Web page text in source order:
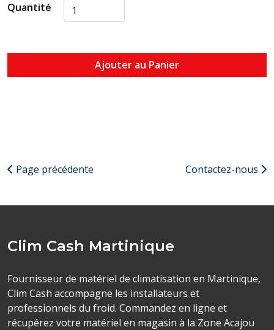
Quantité
Ajouter au Panier
Page précédente Contactez-nous
Clim Cash Martinique
Fournisseur de matériel de climatisation en Martinique,
Clim Cash accompagne les installateurs et
professionnels du froid. Commandez en ligne et
récupérez votre matériel en magasin à la Zone Acajou